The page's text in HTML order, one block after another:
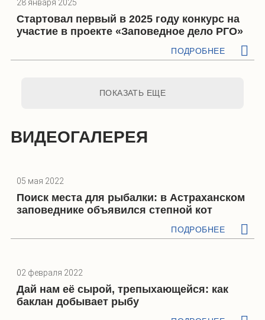
28 января 2025
Стартовал первый в 2025 году конкурс на
участие в проекте «Заповедное дело РГО»
ПОДРОБНЕЕ
ПОКАЗАТЬ ЕЩЕ
ВИДЕОГАЛЕРЕЯ
05 мая 2022
Поиск места для рыбалки: в Астраханском
заповеднике объявился степной кот
ПОДРОБНЕЕ
02 февраля 2022
Дай нам её сырой, трепыхающейся: как
баклан добывает рыбу